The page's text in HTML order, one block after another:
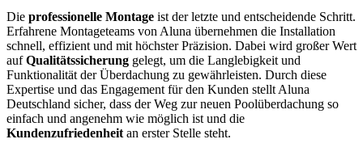
Die professionelle Montage ist der letzte und entscheidende Schritt.
Erfahrene Montageteams von Aluna übernehmen die Installation
schnell, effizient und mit höchster Präzision. Dabei wird großer Wert
aufQualitätssicherung gelegt, um die Langlebigkeit und
Funktionalität der Überdachung zu gewährleisten. Durch diese
Expertise und das Engagement für den Kunden stellt Aluna
Deutschland sicher, dass der Weg zur neuen Poolüberdachung so
einfach und angenehm wie möglich ist und die
Kundenzufriedenheit an erster Stelle steht.